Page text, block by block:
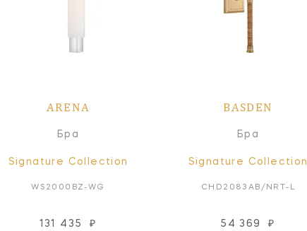
ARENA
Бра
Signature Collection
WS2000BZ-WG
131 435 ₽
BASDEN
Бра
Signature Collection
CHD2083AB/NRT-L
54 369 ₽